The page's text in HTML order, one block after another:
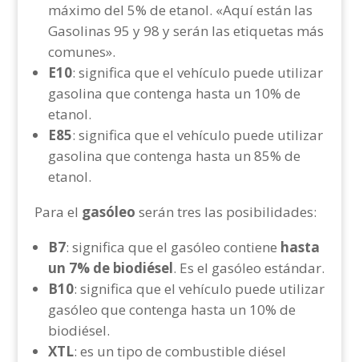
máximo del 5% de etanol. «Aquí están las
Gasolinas 95 y 98 y serán las etiquetas más
comunes».
E10: significa que el vehículo puede utilizar
gasolina que contenga hasta un 10% de
etanol.
E85: significa que el vehículo puede utilizar
gasolina que contenga hasta un 85% de
etanol.
Para el gasóleo serán tres las posibilidades:
B7: significa que el gasóleo contiene hasta
un 7% de biodiésel. Es el gasóleo estándar.
B10: significa que el vehículo puede utilizar
gasóleo que contenga hasta un 10% de
biodiésel.
XTL: es un tipo de combustible diésel